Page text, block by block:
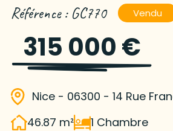
Référence : GC770 Vendu
315 000 €
Nice - 06300 - 14 Rue
46.87 m²
1 Chambre